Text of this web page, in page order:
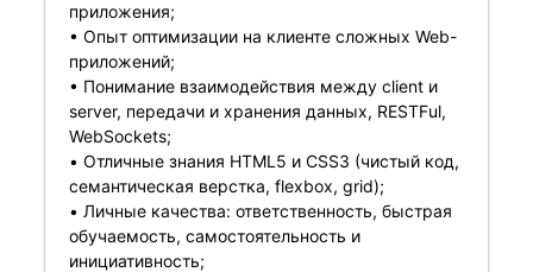
приложения;
• Опыт оптимизации на клиенте сложных Web-
приложений;
• Понимание взаимодействия между client и
server, передачи и хранения данных, RESTFul,
WebSockets;
• Отличные знания HTML5 и CSS3 (чистый код,
семантическая верстка, flexbox, grid);
• Личные качества: ответственность, быстрая
обучаемость, самостоятельность и
инициативность;